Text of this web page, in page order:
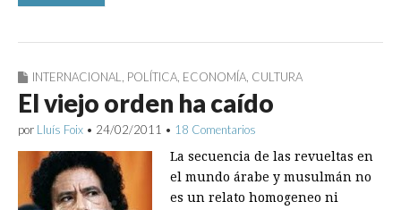
INTERNACIONAL, POLÍTICA, ECONOMÍA, CULTURA
El viejo orden ha caído
por Lluís Foix • 24/02/2011 • 18 Comentarios
La secuencia de las revueltas en
el mundo árabe y musulmán no
es un relato homogeneo ni